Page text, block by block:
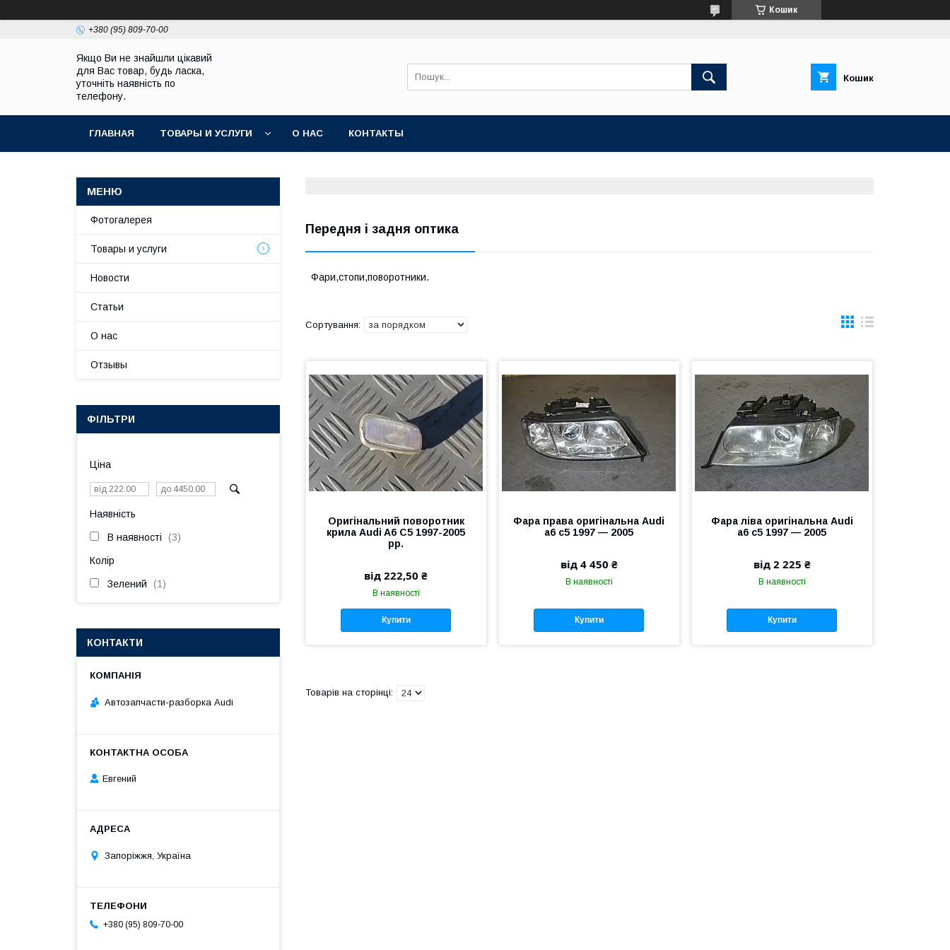
Кошик
+380 (95) 809-70-00
Якщо Ви не знайшли цікавий
для Вас товар, будь ласка,
уточніть наявність по
телефону.
Кошик
ГЛАВНАЯ ТОВАРЫ И УСЛУГИ О НАС КОНТАКТЫ
Передня і задня оптика
Фари,стопи,поворотники.
Оригінальний поворотник
крила Audi A6 C5 1997-2005
рр.
від 222,50 ₴
В наявності
Купити
Фара права оригінальна Audi
a6 c5 1997 — 2005
від 4 450 ₴
В наявності
Купити
Фара ліва оригінальна Audi
a6 c5 1997 — 2005
від 2 225 ₴
В наявності
Купити
Фотогалерея
Товары и услуги
Новости
Статьи
О нас
Отзывы
ФІЛЬТРИ
Ціна
Наявність
В наявності 3
Колір
Зелений 1
КОНТАКТИ
Автозапчасти-разборка Audi
Евгений
Запоріжжя, Україна
+380 (95) 809-70-00